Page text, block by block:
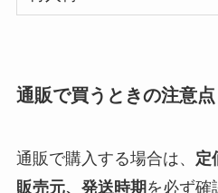
通販で買うときの注意点
通販で購入する場合は、 定
販売元、発送時期 を必ず確